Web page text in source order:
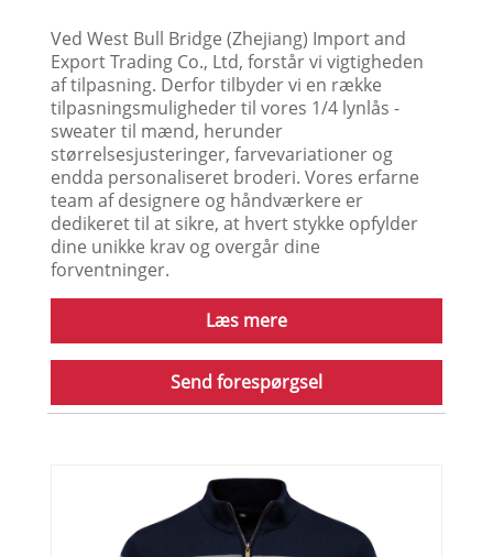
Ved West Bull Bridge (Zhejiang) Import and
Export Trading Co., Ltd, forstår vi vigtigheden
af ​​tilpasning. Derfor tilbyder vi en række
tilpasningsmuligheder til vores 1/4 lynlås -
sweater til mænd, herunder
størrelsesjusteringer, farvevariationer og
endda personaliseret broderi. Vores erfarne
team af designere og håndværkere er
dedikeret til at sikre, at hvert stykke opfylder
dine unikke krav og overgår dine
forventninger.
Læs mere
Send forespørgsel